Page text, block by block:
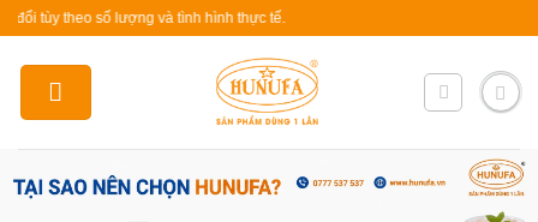
Skip
content
số lượng và tình hình thực tế.